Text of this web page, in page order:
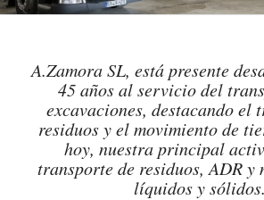
A.Zamora SL, está presente
45 años al servicio del
excavaciones, destacando el
residuos y el movimiento de
hoy, nuestra principal
transporte de residuos, ADR y
líquidos y sólidos.